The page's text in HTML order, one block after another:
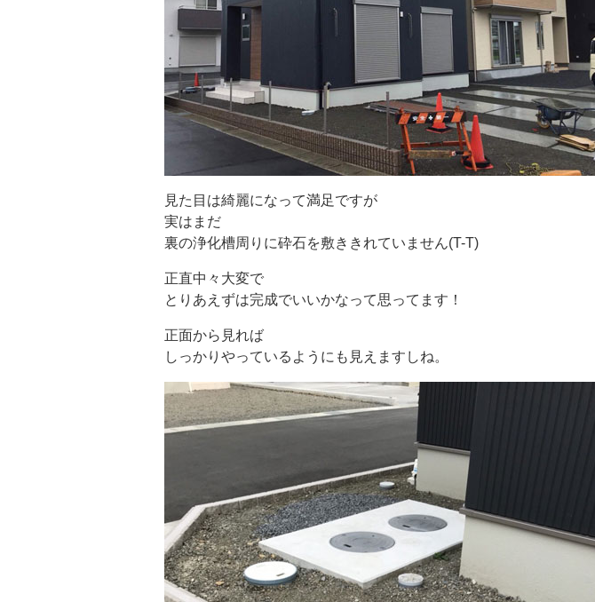
見た目は綺麗になって満足ですが
実はまだ
裏の浄化槽周りに砕石を敷ききれていません(T-T)
正直中々大変で
とりあえずは完成でいいかなって思ってます！
正面から見れば
しっかりやっているようにも見えますしね。